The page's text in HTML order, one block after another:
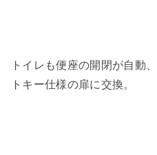
トイレも便座の開閉が自動
トキー仕様の扉に交換。